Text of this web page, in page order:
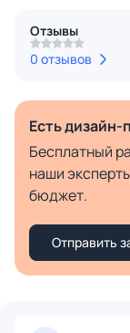
Отзывы
0 отзывов
Есть
Бесплатный
наши
бюджет.
Отправить